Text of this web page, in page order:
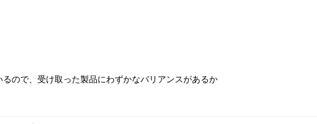
ので、受け取った製品にわずかなバリアンスがあるか